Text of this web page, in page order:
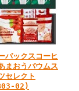
バックスコーヒ
まおうバウムス
セレクト
02)